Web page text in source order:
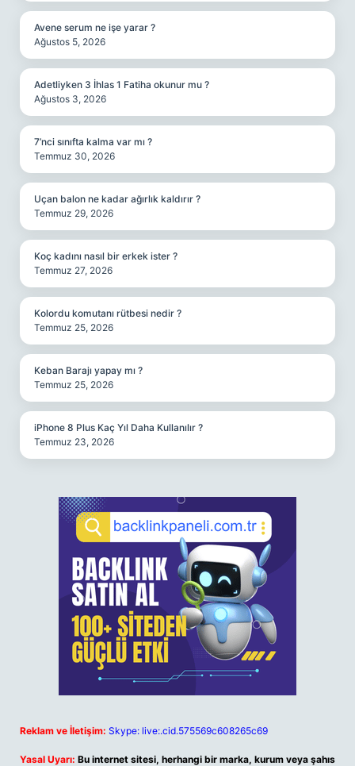
Avene serum ne işe yarar ?
Ağustos 5, 2026
Adetliyken 3 İhlas 1 Fatiha okunur mu ?
Ağustos 3, 2026
7’nci sınıfta kalma var mı ?
Temmuz 30, 2026
Uçan balon ne kadar ağırlık kaldırır ?
Temmuz 29, 2026
Koç kadını nasıl bir erkek ister ?
Temmuz 27, 2026
Kolordu komutanı rütbesi nedir ?
Temmuz 25, 2026
Keban Barajı yapay mı ?
Temmuz 25, 2026
iPhone 8 Plus Kaç Yıl Daha Kullanılır ?
Temmuz 23, 2026
Reklam ve İletişim: Skype: live:.cid.575569c608265c69
Yasal Uyarı: Bu internet sitesi, herhangi bir marka, kurum veya şahıs